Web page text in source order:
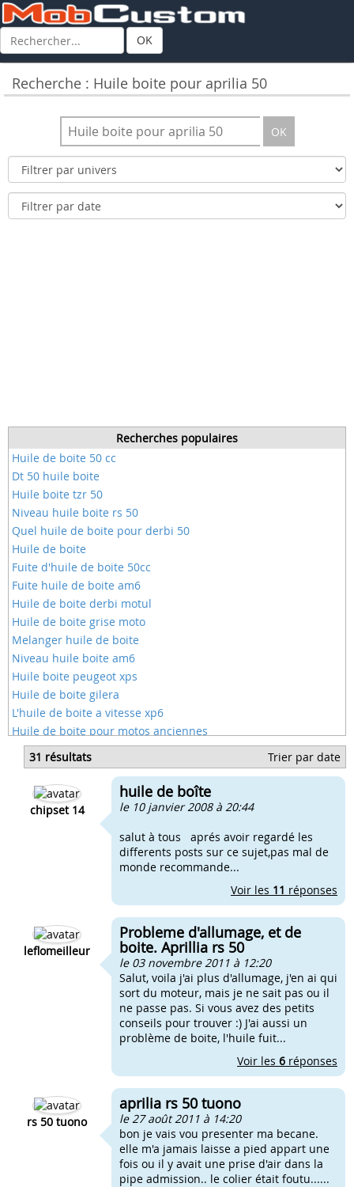
OK
Recherche : Huile boite pour aprilia 50
OK
Recherches populaires
Huile de boite 50 cc
Dt 50 huile boite
Huile boite tzr 50
Niveau huile boite rs 50
Quel huile de boite pour derbi 50
Huile de boite
Fuite d'huile de boite 50cc
Fuite huile de boite am6
Huile de boite derbi motul
Huile de boite grise moto
Melanger huile de boite
Niveau huile boite am6
Huile boite peugeot xps
Huile de boite gilera
L'huile de boite a vitesse xp6
Huile de boite pour motos anciennes
Huile pour boite a kick scooter
Huile 2 temps aprilia
Ou mettre l'huile de boite derbi
Honda 125 quel huile boite
31 résultats Trier par date
chipset 14
huile de boîte
le 10 janvier 2008 à 20:44
salut à tous aprés avoir regardé les
differents posts sur ce sujet,pas mal de
monde recommande...
Voir les 11 réponses
leflomeilleur
Probleme d'allumage, et de
boite. Aprillia rs 50
le 03 novembre 2011 à 12:20
Salut, voila j'ai plus d'allumage, j'en ai qui
sort du moteur, mais je ne sait pas ou il
ne passe pas. Si vous avez des petits
conseils pour trouver :) J'ai aussi un
problème de boite, l'huile fuit...
Voir les 6 réponses
rs 50 tuono
aprilia rs 50 tuono
le 27 août 2011 à 14:20
bon je vais vou presenter ma becane.
elle m'a jamais laisse a pied appart une
fois ou il y avait une prise d'air dans la
pipe admission.. le colier était foutu......